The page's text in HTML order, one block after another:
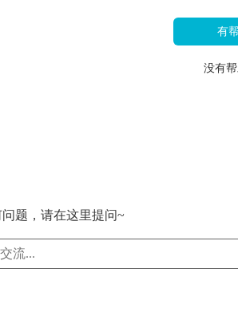
有
没有
题，请在这里提问~